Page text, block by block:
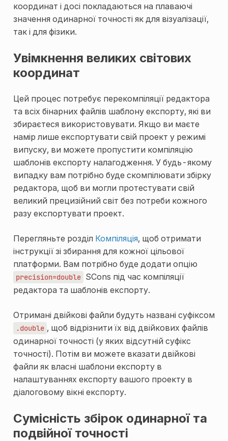
координат і досі покладаються на плаваючі
значення одинарної точності як для візуалізації,
так і для фізики.
Увімкнення великих світових
координат
Цей процес потребує перекомпіляції редактора
та всіх бінарних файлів шаблону експорту, які ви
збираєтеся використовувати. Якщо ви маєте
намір лише експортувати свій проект у режимі
випуску, ви можете пропустити компіляцію
шаблонів експорту налагодження. У будь-якому
випадку вам потрібно буде скомпілювати збірку
редактора, щоб ви могли протестувати свій
великий прецизійний світ без потреби кожного
разу експортувати проект.
Перегляньте розділ Компіляція, щоб отримати
інструкції зі збирання для кожної цільової
платформи. Вам потрібно буде додати опцію
precision=double SCons під час компіляції
редактора та шаблонів експорту.
Отримані двійкові файли будуть названі суфіксом
.double , щоб відрізнити їх від двійкових файлів
одинарної точності (у яких відсутній суфікс
точності). Потім ви можете вказати двійкові
файли як власні шаблони експорту в
налаштуваннях експорту вашого проекту в
діалоговому вікні експорту.
Сумісність збірок одинарної та
подвійної точності